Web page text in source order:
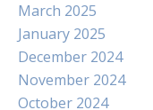
March 2025
January 2025
December 2024
November 2024
October 2024